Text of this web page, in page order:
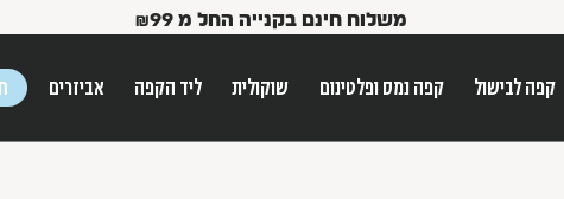
משלוח חינם בקנייה החל מ ₪99
קפה לבישול קפה נמס ופלטינום שוקולית ליד הקפה אביזרים
הטאב